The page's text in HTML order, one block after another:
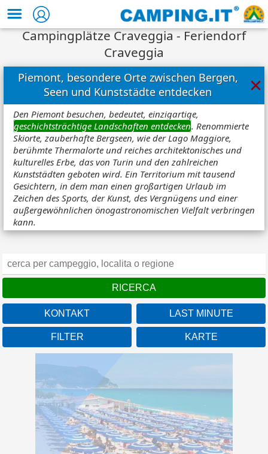
Campingplätze Craveggia - Feriendorf
Craveggia
Piemont, besondere Orte zwischen Bergen,
Seen und Kunststädte entdecken
×
Den Piemont besuchen, bedeutet, einzigartige,
geschichtsträchtige Landschaften entdecken. Renommierte
Skiorte, zauberhafte Bergseen, wie der Lago Maggiore,
berühmte Thermalorte und reiches architektonisches und
kulturelles Erbe, das von Turin und den zahlreichen
Kunststädten geboten wird. Ein Territorium mit tausend
Gesichtern, in dem man einen großartigen Urlaub im
Zeichen des Sports, der Kunst, des Vergnügens und einer
außergewöhnlichen önogastronomischen Vielfalt verbringen
kann.
KONTAKT LAST MINUTE
FILTER KARTE
Marken